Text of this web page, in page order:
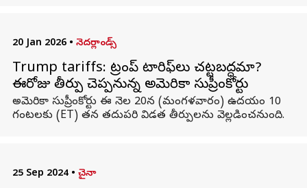
20 Jan 2026 • నెదర్లాండ్స్
Trump tariffs: ట్రంప్‌ టారిఫ్‌లు చట్టబద్ధమా?
ఈరోజు తీర్పు చెప్పనున్న అమెరికా సుప్రీంకోర్టు
అమెరికా సుప్రీంకోర్టు ఈ నెల 20న (మంగళవారం) ఉదయం 10
గంటలకు (ET) తన తదుపరి విడత తీర్పులను వెల్లడించనుంది.
25 Sep 2024 • చైనా